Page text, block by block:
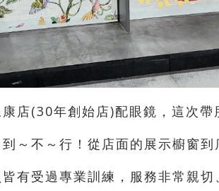
康店(30年創始店)配眼鏡，這次帶
到～不～行！從店面的展示櫥窗到
有受過專業訓練，服務非常親切